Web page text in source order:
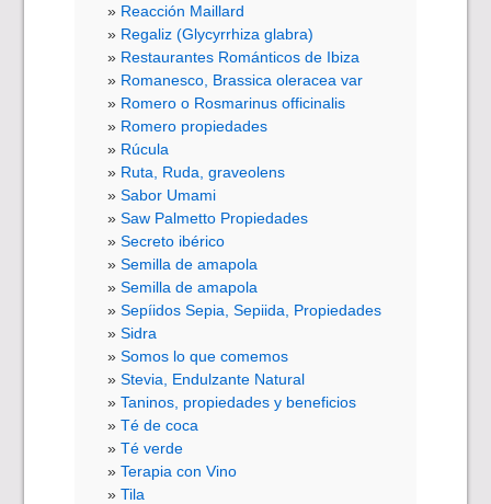
Reacción Maillard
Regaliz (Glycyrrhiza glabra)
Restaurantes Románticos de Ibiza
Romanesco, Brassica oleracea var
Romero o Rosmarinus officinalis
Romero propiedades
Rúcula
Ruta, Ruda, graveolens
Sabor Umami
Saw Palmetto Propiedades
Secreto ibérico
Semilla de amapola
Semilla de amapola
Sepíidos Sepia, Sepiida, Propiedades
Sidra
Somos lo que comemos
Stevia, Endulzante Natural
Taninos, propiedades y beneficios
Té de coca
Té verde
Terapia con Vino
Tila